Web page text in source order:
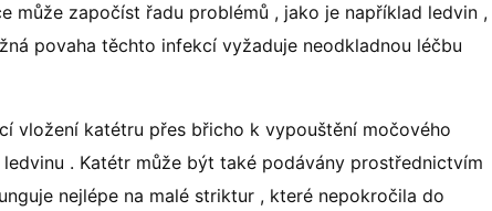
může započíst řadu problémů , jako je například ledvin ,
povaha těchto infekcí vyžaduje neodkladnou léčbu
vložení katétru přes břicho k vypouštění močového
. Katétr může být také podávány prostřednictvím
nejlépe na malé striktur , které nepokročila do